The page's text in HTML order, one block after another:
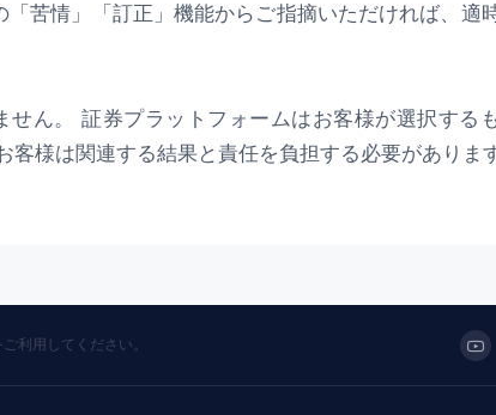
苦情」「訂正」機能からご指摘いただければ、適
ん。 証券プラットフォームはお客様が選択する
様は関連する結果と責任を負担する必要があります
利用してください。